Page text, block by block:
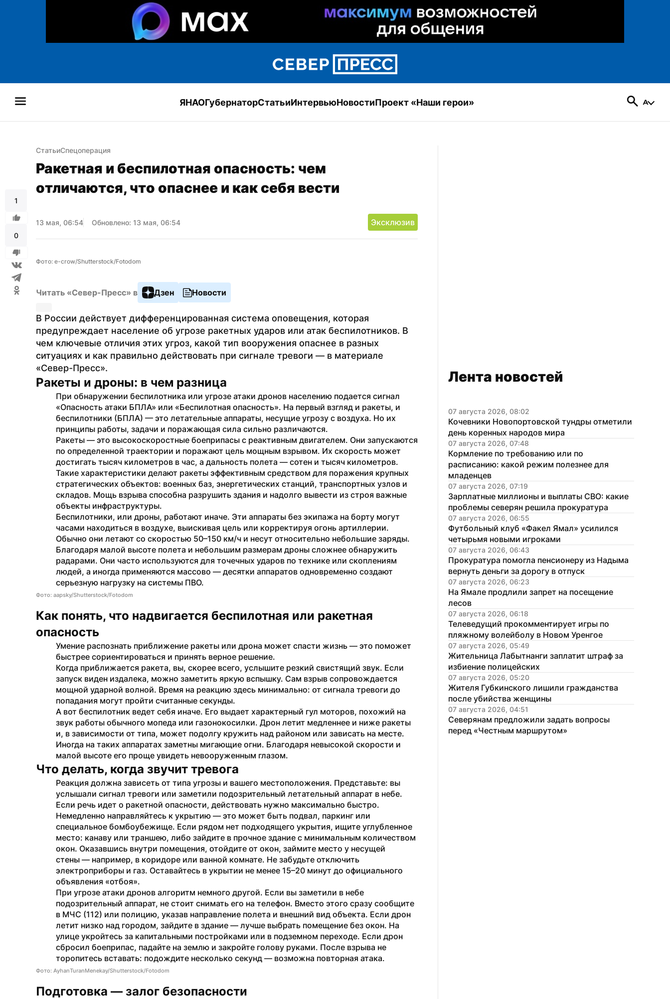
ЯНАОГубернаторСтатьиИнтервьюНовостиПроект «Наши герои»
1
0
СтатьиСпецоперация
Ракетная и беспилотная опасность: чем
отличаются, что опаснее и как себя вести
13 мая, 06:54 Обновлено: 13 мая, 06:54 Эксклюзив
Фото: e-crow/Shutterstock/Fotodom
Читать «Север-Пресс» в Дзен Новости
В России действует дифференцированная система оповещения, которая
предупреждает население об угрозе ракетных ударов или атак беспилотников. В
чем ключевые отличия этих угроз, какой тип вооружения опаснее в разных
ситуациях и как правильно действовать при сигнале тревоги — в материале
«Север-Пресс».
Ракеты и дроны: в чем разница
При обнаружении беспилотника или угрозе атаки дронов населению подается сигнал
«Опасность атаки БПЛА» или «Беспилотная опасность». На первый взгляд и ракеты, и
беспилотники (БПЛА) — это летательные аппараты, несущие угрозу с воздуха. Но их
принципы работы, задачи и поражающая сила сильно различаются.
Ракеты — это высокоскоростные боеприпасы с реактивным двигателем. Они запускаются
по определенной траектории и поражают цель мощным взрывом. Их скорость может
достигать тысяч километров в час, а дальность полета — сотен и тысяч километров.
Такие характеристики делают ракеты эффективным средством для поражения крупных
стратегических объектов: военных баз, энергетических станций, транспортных узлов и
складов. Мощь взрыва способна разрушить здания и надолго вывести из строя важные
объекты инфраструктуры.
Беспилотники, или дроны, работают иначе. Эти аппараты без экипажа на борту могут
часами находиться в воздухе, выискивая цель или корректируя огонь артиллерии.
Обычно они летают со скоростью 50–150 км/ч и несут относительно небольшие заряды.
Благодаря малой высоте полета и небольшим размерам дроны сложнее обнаружить
радарами. Они часто используются для точечных ударов по технике или скоплениям
людей, а иногда применяются массово — десятки аппаратов одновременно создают
серьезную нагрузку на системы ПВО.
Фото: aapsky/Shutterstock/Fotodom
Как понять, что надвигается беспилотная или ракетная
опасность
Умение распознать приближение ракеты или дрона может спасти жизнь — это поможет
быстрее сориентироваться и принять верное решение.
Когда приближается ракета, вы, скорее всего, услышите резкий свистящий звук. Если
запуск виден издалека, можно заметить яркую вспышку. Сам взрыв сопровождается
мощной ударной волной. Время на реакцию здесь минимально: от сигнала тревоги до
попадания могут пройти считанные секунды.
А вот беспилотник ведет себя иначе. Его выдает характерный гул моторов, похожий на
звук работы обычного мопеда или газонокосилки. Дрон летит медленнее и ниже ракеты
и, в зависимости от типа, может подолгу кружить над районом или зависать на месте.
Иногда на таких аппаратах заметны мигающие огни. Благодаря невысокой скорости и
малой высоте его проще увидеть невооруженным глазом.
Что делать, когда звучит тревога
Реакция должна зависеть от типа угрозы и вашего местоположения. Представьте: вы
услышали сигнал тревоги или заметили подозрительный летательный аппарат в небе.
Если речь идет о ракетной опасности, действовать нужно максимально быстро.
Немедленно направляйтесь к укрытию — это может быть подвал, паркинг или
специальное бомбоубежище. Если рядом нет подходящего укрытия, ищите углубленное
место: канаву или траншею, либо зайдите в прочное здание с минимальным количеством
окон. Оказавшись внутри помещения, отойдите от окон, займите место у несущей
стены — например, в коридоре или ванной комнате. Не забудьте отключить
электроприборы и газ. Оставайтесь в укрытии не менее 15–20 минут до официального
объявления «отбоя».
При угрозе атаки дронов алгоритм немного другой. Если вы заметили в небе
подозрительный аппарат, не стоит снимать его на телефон. Вместо этого сразу сообщите
в МЧС (112) или полицию, указав направление полета и внешний вид объекта. Если дрон
летит низко над городом, зайдите в здание — лучше выбрать помещение без окон. На
улице укройтесь за капитальными постройками или в подземном переходе. Если дрон
сбросил боеприпас, падайте на землю и закройте голову руками. После взрыва не
торопитесь вставать: подождите несколько секунд — возможна повторная атака.
Фото: AyhanTuranMenekay/Shutterstock/Fotodom
Подготовка — залог безопасности
Лента новостей
07 августа 2026, 08:02
Кочевники Новопортовской тундры отметили
день коренных народов мира
07 августа 2026, 07:48
Кормление по требованию или по
расписанию: какой режим полезнее для
младенцев
07 августа 2026, 07:19
Зарплатные миллионы и выплаты СВО: какие
проблемы северян решила прокуратура
07 августа 2026, 06:55
Футбольный клуб «Факел Ямал» усилился
четырьмя новыми игроками
07 августа 2026, 06:43
Прокуратура помогла пенсионеру из Надыма
вернуть деньги за дорогу в отпуск
07 августа 2026, 06:23
На Ямале продлили запрет на посещение
лесов
07 августа 2026, 06:18
Телеведущий прокомментирует игры по
пляжному волейболу в Новом Уренгое
07 августа 2026, 05:49
Жительница Лабытнанги заплатит штраф за
избиение полицейских
07 августа 2026, 05:20
Жителя Губкинского лишили гражданства
после убийства женщины
07 августа 2026, 04:51
Северянам предложили задать вопросы
перед «Честным маршрутом»